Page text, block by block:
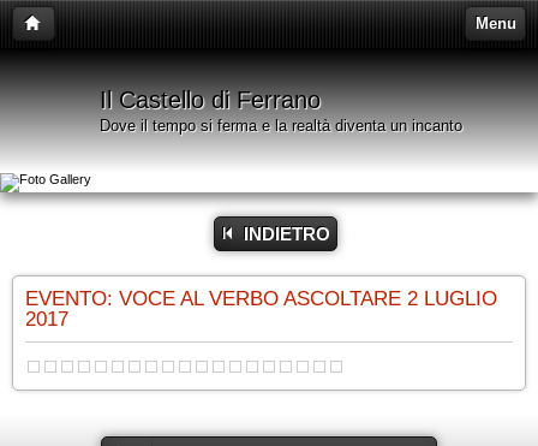
Menu
Il Castello di Ferrano
Dove il tempo si ferma e la realtà diventa un incanto
INDIETRO
EVENTO: VOCE AL VERBO ASCOLTARE 2 LUGLIO
2017